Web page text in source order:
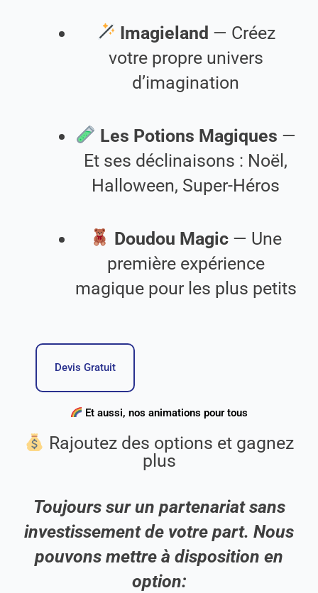
Imagieland — Créez
votre propre univers
d’imagination
Les Potions Magiques —
Et ses déclinaisons : Noël,
Halloween, Super-Héros
Doudou Magic— Une
première expérience
magique pour les plus petits
Devis Gratuit
Et aussi, nos animations pour tous
Rajoutez des options et gagnez
plus
Toujours sur un partenariat sans
investissement de votre part. Nous
pouvons mettre à disposition en
option: